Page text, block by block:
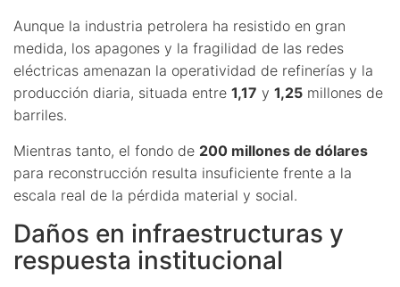
Aunque la industria petrolera ha resistido en gran
medida, los apagones y la fragilidad de las redes
eléctricas amenazan la operatividad de refinerías y la
producción diaria, situada entre 1,17 y 1,25 millones de
barriles.
Mientras tanto, el fondo de 200 millones de dólares
para reconstrucción resulta insuficiente frente a la
escala real de la pérdida material y social.
Daños en infraestructuras y
respuesta institucional